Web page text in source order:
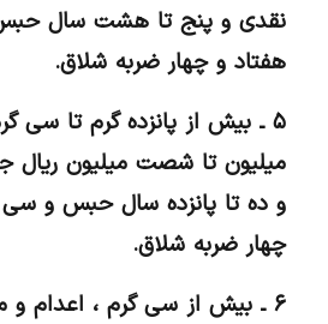
نقدی و پنج تا هشت سال
هفتاد و چهار ضربه شلاق.
۵ ـ بیش از پانزده گرم تا سی
میلیون تا شصت میلیون ریال
و ده تا پانزده سال حبس و سی
چهار ضربه شلاق.
۶ ـ بیش از سی گرم ، اعدام و